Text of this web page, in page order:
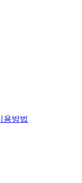
용방법